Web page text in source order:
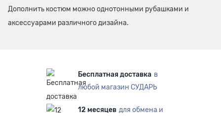
Дополнить костюм можно однотонными рубашками и
аксессуарами различного дизайна.
Бесплатная доставка в
любой магазин СУДАРЬ
12 месяцев для обмена и